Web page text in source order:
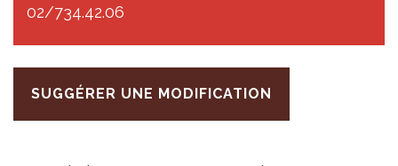
02/734.42.06
SUGGÉRER UNE MODIFICATION